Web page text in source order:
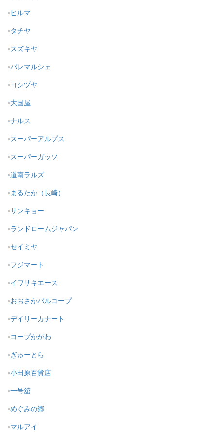
ヒルマ
タチヤ
スズキヤ
パレマルシェ
ヨシヅヤ
大国屋
ナルス
スーパーアルプス
スーパーガッツ
道南ラルズ
まるたか（長崎）
サンキョー
ランドロームジャパン
セイミヤ
フジマート
イワサキエース
おおさかパルコープ
デイリーカナート
コープかがわ
ぎゅーとら
小田原百貨店
一号舘
めぐみの郷
マルアイ